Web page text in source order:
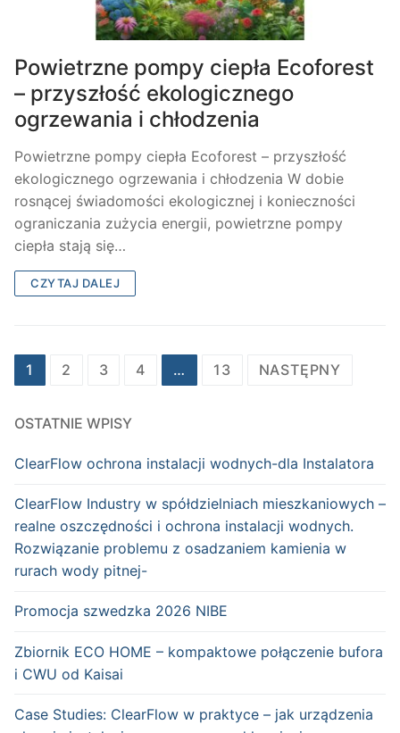
Powietrzne pompy ciepła Ecoforest
– przyszłość ekologicznego
ogrzewania i chłodzenia
Powietrzne pompy ciepła Ecoforest – przyszłość
ekologicznego ogrzewania i chłodzenia W dobie
rosnącej świadomości ekologicznej i konieczności
ograniczania zużycia energii, powietrzne pompy
ciepła stają się…
CZYTAJ DALEJ
Stronicowanie
1 2 3 4 … 13 NASTĘPNY
OSTATNIE WPISY
ClearFlow ochrona instalacji wodnych-dla Instalatora
ClearFlow Industry w spółdzielniach mieszkaniowych –
realne oszczędności i ochrona instalacji wodnych.
Rozwiązanie problemu z osadzaniem kamienia w
rurach wody pitnej-
Promocja szwedzka 2026 NIBE
Zbiornik ECO HOME – kompaktowe połączenie bufora
i CWU od Kaisai
Case Studies: ClearFlow w praktyce – jak urządzenia